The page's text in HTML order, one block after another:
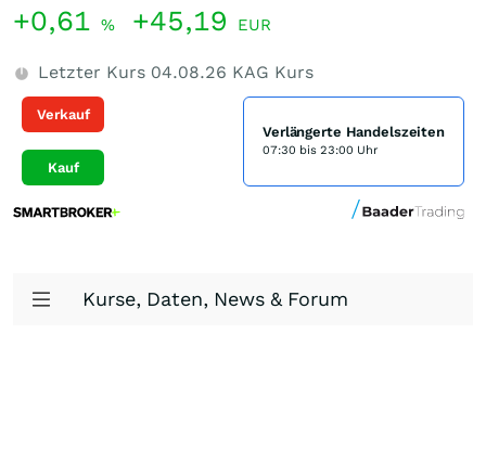
+0,61 % +45,19 EUR
Letzter Kurs 04.08.26 KAG Kurs
Verkauf
Kauf
Verlängerte Handelszeiten
07:30 bis 23:00 Uhr
Kurse, Daten, News & Forum